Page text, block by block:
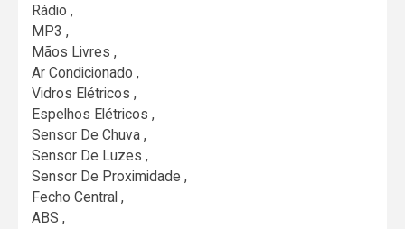
Rádio ,
MP3 ,
Mãos Livres ,
Ar Condicionado ,
Vidros Elétricos ,
Espelhos Elétricos ,
Sensor De Chuva ,
Sensor De Luzes ,
Sensor De Proximidade ,
Fecho Central ,
ABS ,